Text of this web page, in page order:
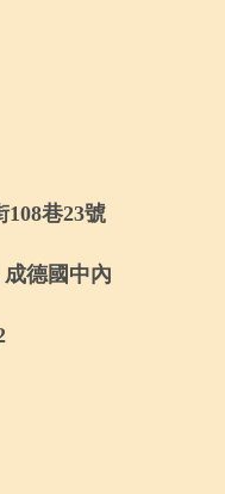
108巷23號
德國中內